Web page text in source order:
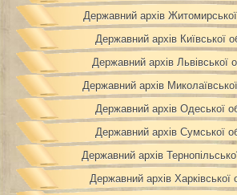
Державний архів Житомирської
Державний архів Київської
Державний архів Львівської
Державний архів
Державний архів Одеської
Державний архів Сумської
Державний архів
Державний архів Харківської